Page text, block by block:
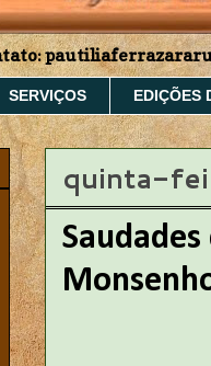
SERVIÇOS EDIÇÕES
quinta-